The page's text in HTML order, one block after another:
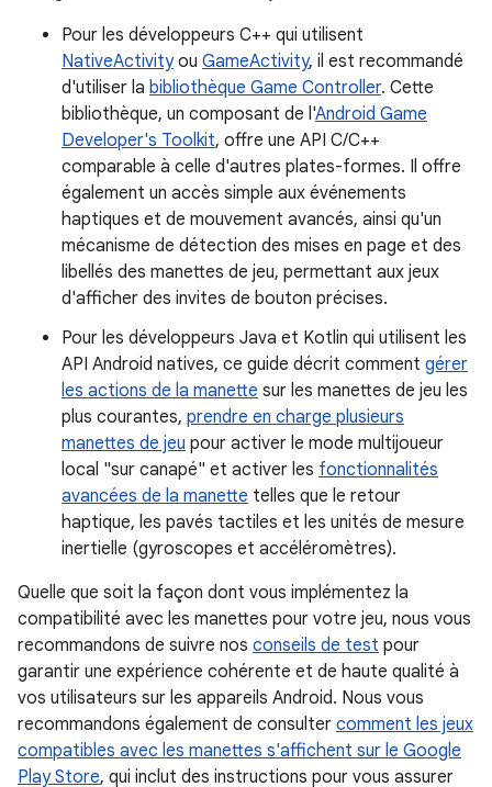
Pour les développeurs C++ qui utilisent
NativeActivityou GameActivity, il est recommandé
d'utiliser la bibliothèque Game Controller. Cette
bibliothèque, un composant de l'Android Game
Developer's Toolkit, offre une API C/C++
comparable à celle d'autres plates-formes. Il offre
également un accès simple aux événements
haptiques et de mouvement avancés, ainsi qu'un
mécanisme de détection des mises en page et des
libellés des manettes de jeu, permettant aux jeux
d'afficher des invites de bouton précises.
Pour les développeurs Java et Kotlin qui utilisent les
API Android natives, ce guide décrit comment gérer
les actions de la manette sur les manettes de jeu les
plus courantes, prendre en charge plusieurs
manettes de jeu pour activer le mode multijoueur
local "sur canapé" et activer les fonctionnalités
avancées de la manette telles que le retour
haptique, les pavés tactiles et les unités de mesure
inertielle (gyroscopes et accéléromètres).
Quelle que soit la façon dont vous implémentez la
compatibilité avec les manettes pour votre jeu, nous vous
recommandons de suivre nos conseils de test pour
garantir une expérience cohérente et de haute qualité à
vos utilisateurs sur les appareils Android. Nous vous
recommandons également de consulter comment les jeux
compatibles avec les manettes s'affichent sur le Google
Play Store, qui inclut des instructions pour vous assurer